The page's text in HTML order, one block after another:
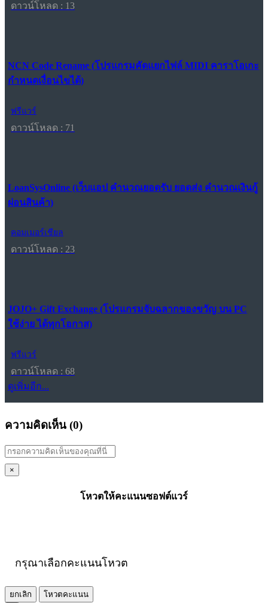
ดาวน์โหลด : 13
NCN Code Rename (โปรแกรมคัดแยกไฟล์ MIDI คาราโอเกะ
กำหนดเงื่อนไขได้)
ฟรีแวร์
ดาวน์โหลด : 71
LoanSysOnline (เว็บแอป คำนวณยอดรับ ยอดส่ง คำนวณเงินกู้
ผ่อนสินค้า)
คอมเมอร์เชียล
ดาวน์โหลด : 23
JOJO+ Gift Exchange (โปรแกรมจับฉลากของขวัญ บน PC
ใช้ง่าย ได้ทุกโอกาส)
ฟรีแวร์
ดาวน์โหลด : 68
ดูเพิ่มอีก...
ความคิดเห็น (0)
×
โหวตให้คะแนนซอฟต์แวร์
กรุณาเลือกคะแนนโหวต
ยกเลิก
โหวตคะแนน